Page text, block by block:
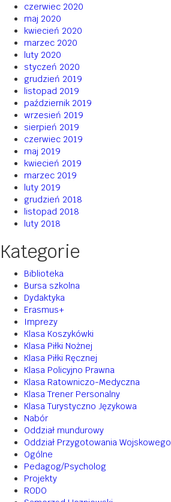
czerwiec 2020
maj 2020
kwiecień 2020
marzec 2020
luty 2020
styczeń 2020
grudzień 2019
listopad 2019
październik 2019
wrzesień 2019
sierpień 2019
czerwiec 2019
maj 2019
kwiecień 2019
marzec 2019
luty 2019
grudzień 2018
listopad 2018
luty 2018
Kategorie
Biblioteka
Bursa szkolna
Dydaktyka
Erasmus+
Imprezy
Klasa Koszykówki
Klasa Piłki Nożnej
Klasa Piłki Ręcznej
Klasa Policyjno Prawna
Klasa Ratowniczo-Medyczna
Klasa Trener Personalny
Klasa Turystyczno Językowa
Nabór
Oddział mundurowy
Oddział Przygotowania Wojskowego
Ogólne
Pedagog/Psycholog
Projekty
RODO